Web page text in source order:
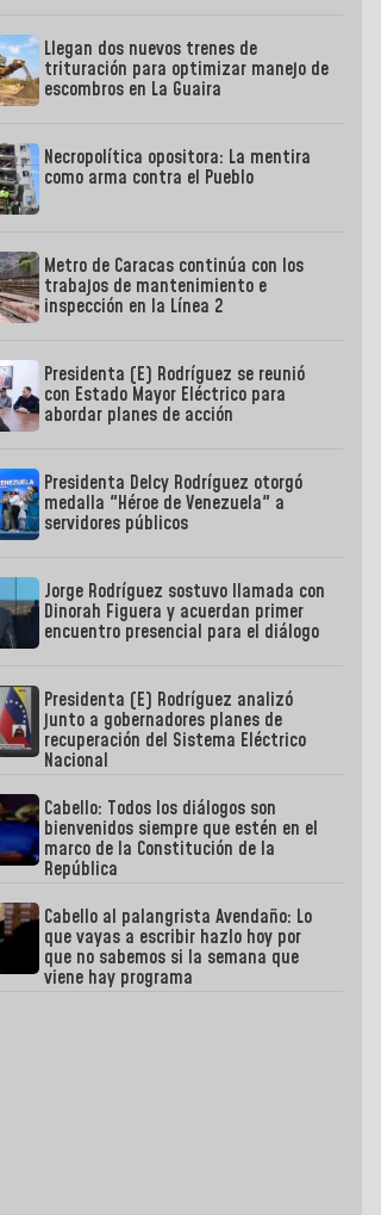
Llegan dos nuevos trenes de
trituración para optimizar manejo de
escombros en La Guaira
Necropolítica opositora: La mentira
como arma contra el Pueblo
Metro de Caracas continúa con los
trabajos de mantenimiento e
inspección en la Línea 2
Presidenta (E) Rodríguez se reunió
con Estado Mayor Eléctrico para
abordar planes de acción
Presidenta Delcy Rodríguez otorgó
medalla "Héroe de Venezuela" a
servidores públicos
Jorge Rodríguez sostuvo llamada con
Dinorah Figuera y acuerdan primer
encuentro presencial para el diálogo
Presidenta (E) Rodríguez analizó
junto a gobernadores planes de
recuperación del Sistema Eléctrico
Nacional
Cabello: Todos los diálogos son
bienvenidos siempre que estén en el
marco de la Constitución de la
República
Cabello al palangrista Avendaño: Lo
que vayas a escribir hazlo hoy por
que no sabemos si la semana que
viene hay programa